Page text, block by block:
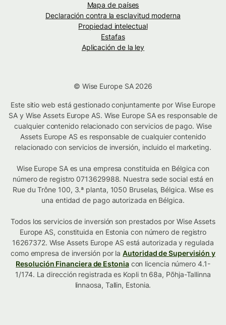
Mapa de países
Declaración contra la esclavitud moderna
Propiedad intelectual
Estafas
Aplicación de la ley
© Wise Europe SA 2026
Este sitio web está gestionado conjuntamente por Wise Europe
SA y Wise Assets Europe AS. Wise Europe SA es responsable de
cualquier contenido relacionado con servicios de pago. Wise
Assets Europe AS es responsable de cualquier contenido
relacionado con servicios de inversión, incluido el marketing.
Wise Europe SA es una empresa constituida en Bélgica con
número de registro 0713629988. Nuestra sede social está en
Rue du Trône 100, 3.ª planta, 1050 Bruselas, Bélgica. Wise es
una entidad de pago autorizada en Bélgica.
Todos los servicios de inversión son prestados por Wise Assets
Europe AS, constituida en Estonia con número de registro
16267372. Wise Assets Europe AS está autorizada y regulada
como empresa de inversión por laAutoridad de Supervisión y
Resolución Financiera de Estoniacon licencia número 4.1-
1/174. La dirección registrada es Kopli tn 68a, Põhja-Tallinna
linnaosa, Tallin, Estonia.